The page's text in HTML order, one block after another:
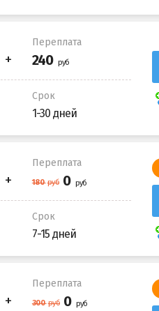
Переплата
Срок
1-30 дней
Переплата
Срок
7-15 дней
Переплата